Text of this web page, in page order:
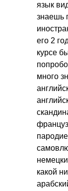
язык
знаешь
его 2
курсе
много
какой